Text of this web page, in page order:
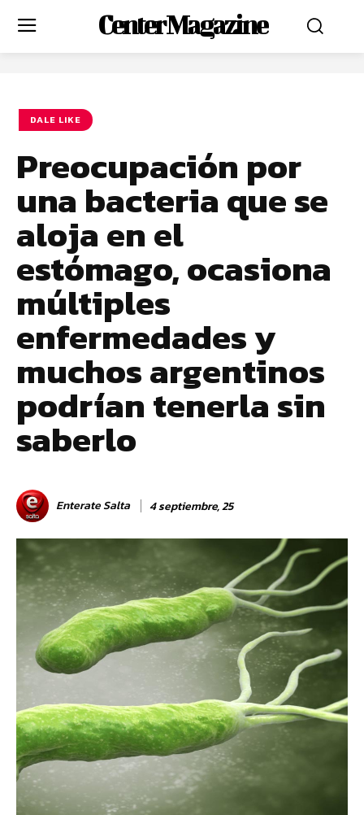
Center Magazine
DALE LIKE
Preocupación por
una bacteria que se
aloja en el
estómago, ocasiona
múltiples
enfermedades y
muchos argentinos
podrían tenerla sin
saberlo
Enterate Salta 4 septiembre, 25